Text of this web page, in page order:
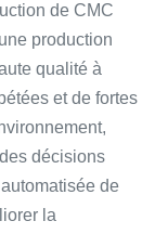
de CMC
production
qualité à
et de fortes
décisions
de
la